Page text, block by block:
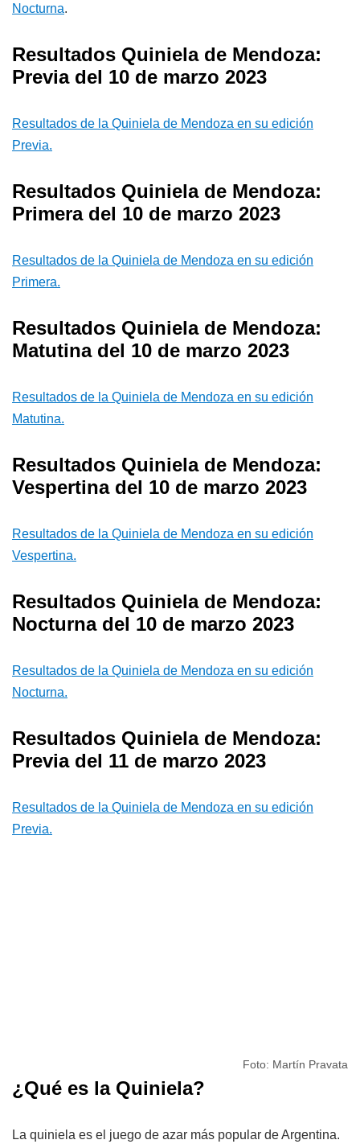
Nocturna.
Resultados Quiniela de Mendoza:
Previa del 10 de marzo 2023
Resultados de la Quiniela de Mendoza en su edición
Previa.
Resultados Quiniela de Mendoza:
Primera del 10 de marzo 2023
Resultados de la Quiniela de Mendoza en su edición
Primera.
Resultados Quiniela de Mendoza:
Matutina del 10 de marzo 2023
Resultados de la Quiniela de Mendoza en su edición
Matutina.
Resultados Quiniela de Mendoza:
Vespertina del 10 de marzo 2023
Resultados de la Quiniela de Mendoza en su edición
Vespertina.
Resultados Quiniela de Mendoza:
Nocturna del 10 de marzo 2023
Resultados de la Quiniela de Mendoza en su edición
Nocturna.
Resultados Quiniela de Mendoza:
Previa del 11 de marzo 2023
Resultados de la Quiniela de Mendoza en su edición
Previa.
Foto: Martín Pravata
¿Qué es la Quiniela?
La quiniela es el juego de azar más popular de Argentina.